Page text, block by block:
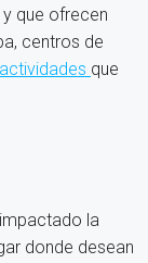
que ofrecen
centros de
actividades que
la
donde desean